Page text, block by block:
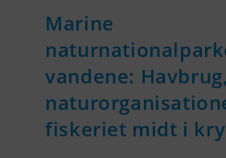
Marine
vandene: Havbrug,
fiskeriet midt i